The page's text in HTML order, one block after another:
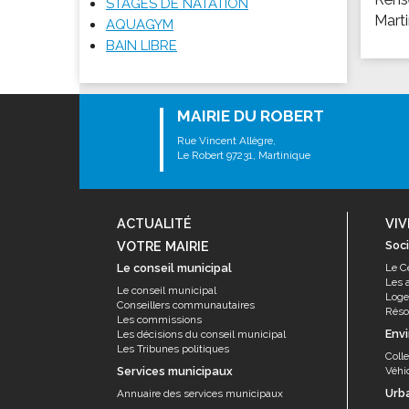
Les associations
Les droits et obligations
VIE PRATIQUE
Les espaces numériques
Infos baignade
Toilettes publiques
Les marchés
Le funéraire
Numéros d'urgence
SANTÉ
Annuaire santé
STAGES DE NATATION
AQUAGYM
BAIN LIBRE
MAIRIE DU ROBERT
Rue Vincent Allègre,
Le Robert 97231, Martinique
ACTUALITÉ
VOTRE MAIRIE
Le conseil municipal
Le conseil municipal
Conseillers communautaires
Les commissions
Les décisions du conseil municipal
Les Tribunes politiques
Services municipaux
Annuaire des services municipaux
Le
Les